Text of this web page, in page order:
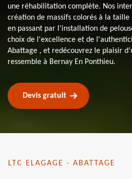
une réhabilitation complète. Nos
création de massifs colorés à la taille
en passant par l'installation de
choix de l'excellence et de
Abattage , et redécouvrez le plaisir
ressemble à Bernay En Ponthieu.
Devis gratuit
LTC ELAGAGE - ABATTAGE